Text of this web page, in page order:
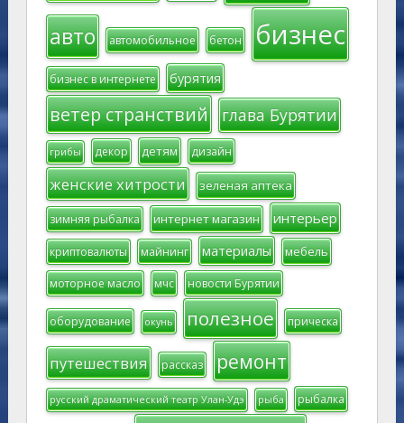
авто автомобильное бетон бизнес
бизнес в интернете бурятия
ветер странствий глава Бурятии
грибы декор детям дизайн
женские хитрости зеленая аптека
зимняя рыбалка интернет магазин интерьер
криптовалюты майнинг материалы мебель
моторное масло мчс новости Бурятии
оборудование окунь полезное прическа
путешествия рассказ ремонт
русский драматический театр Улан-Удэ рыба рыбалка